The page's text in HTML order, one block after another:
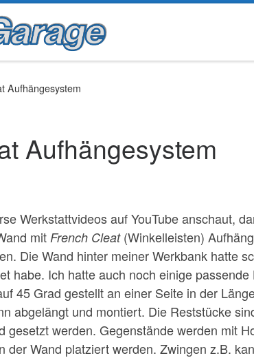
Aufhängesystem
Aufhängesystem
Werkstattvideos auf YouTube anschaut,
mit French Cleat(Winkelleisten)
Die Wand hinter meiner Werkbank hatte
habe. Ich hatte auch noch einige
45 Grad gestellt an einer Seite in der
abgelängt und montiert. Die Reststücke
gesetzt werden. Gegenstände werden mit
der Wand platziert werden. Zwingen z.B.